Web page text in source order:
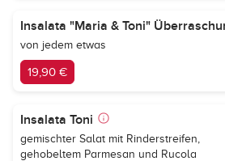
Insalata "Maria & Toni"
von jedem etwas
19,90 €
Insalata Toni
gemischter Salat mit Rinderstreifen,
gehobeltem Parmesan und Rucola